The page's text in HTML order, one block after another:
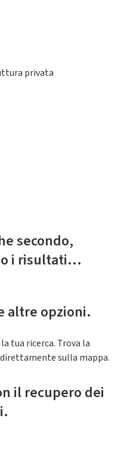
privata
secondo,
i risultati...
altre opzioni.
tua ricerca. Trova la
sulla mappa.
il recupero dei